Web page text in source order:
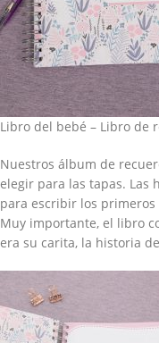
Libro del bebé – Libro de
Nuestros álbum de
elegir para las tapas. Las
para escribir los
Muy importante, el libro
era su carita, la historia